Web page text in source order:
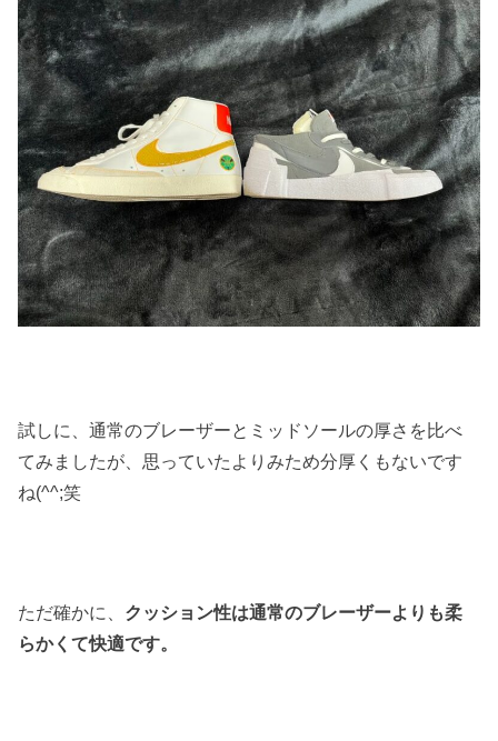
試しに、通常のブレーザーとミッドソールの厚さを比べ
てみましたが、思っていたよりみため分厚くもないです
ね(^^;笑
ただ確かに、 クッション性は通常のブレーザーよりも柔
らかくて快適です。